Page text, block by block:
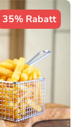
35% Rabatt